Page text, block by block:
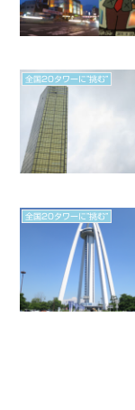
全国20タワーに”挑む”
全国20タワーに”挑む”